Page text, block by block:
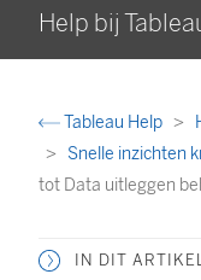
Help bij
Tableau Help
Snelle inzichten
tot Data uitleggen
IN DIT